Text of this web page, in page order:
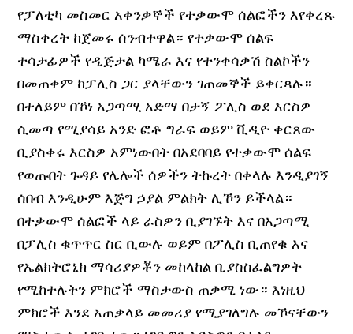
የፓለቲካ መስመር አቀንቃኞች የተቃውሞ ሰልፎችን እየቀረጹ
ማስቀረት ከጀመሩ ሰንብተዋል። የተቃውሞ ሰልፍ
ተሳታፊዎች የዲጅታል ካሜራ እና የተንቀሳቃሽ ስልኮችን
በመጠቀም ከፓሊስ ጋር ያላቸውን ገጠመኞች ይቀርጻሉ።
በተለይም በኾነ አጋጣሚ አድማ በታኝ ፖሊስ ወደ እርስዎ
ሲመጣ የሚያሳይ አንድ ፎቶ ግራፍ ወይም ቪዲዮ ቀርጸው
ቢያስቀሩ እርስዎ አምነውበት በአደባባይ የተቃውሞ ሰልፍ
የወጡበት ጉዳይ የሌሎች ሰዎችን ትኩረት በቀላሉ እንዲያገኝ
ሰበብ እንዲሁም እጅግ ኃያል ምልክት ሊኾን ይችላል።
በተቃውሞ ሰልፎች ላይ ራስዎን ቢያገኙት እና በአጋጣሚ
በፓሊስ ቁጥጥር ስር ቢውሉ ወይም በፖሊስ ቢጠየቁ እና
የኤልክትሮኒክ ማሳሪያዎቾን መከላከል ቢያስስፈልግዎት
የሚከተሉትን ምክሮች ማስታውስ ጠቃሚ ነው። እነዚህ
ምክሮች እንደ አጠቃላይ መመሪያ የሚያገለግሉ መኾናቸውን